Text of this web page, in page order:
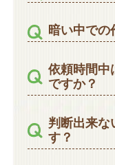
暗い中での
依頼時間中
ですか？
判断出来な
す？